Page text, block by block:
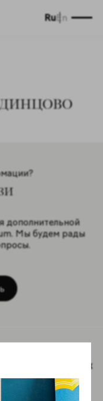
RuEn
дополнительной
Мы будем рады
Наверх